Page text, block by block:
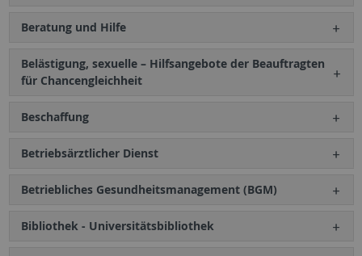
Beratung und Hilfe
Belästigung, sexuelle – Hilfsangebote der Beauftragten
für Chancengleichheit
Beschaffung
Betriebsärztlicher Dienst
Betriebliches Gesundheitsmanagement (BGM)
Bibliothek - Universitätsbibliothek